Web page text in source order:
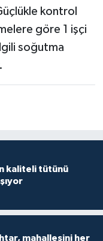
kontrol
göre 1 işçi
soğutma
kaliteli tütünü
mahallesini her